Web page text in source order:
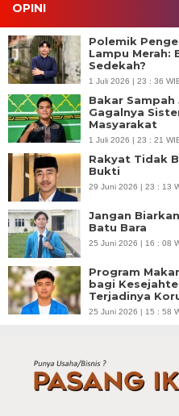
OPINI
Polemik
Lampu Merah:
Sedekah?
1 Juli 2026 | 23 : 36
Bakar
Gagalnya
Masyarakat
1 Juli 2026 | 23 : 21
Rakyat Tidak
Bukti
29 Juni 2026 | 23 : 13
Jangan
Batu Bara
25 Juni 2026 | 16 : 08
Program
bagi
Terjadinya
25 Juni 2026 | 15 : 58